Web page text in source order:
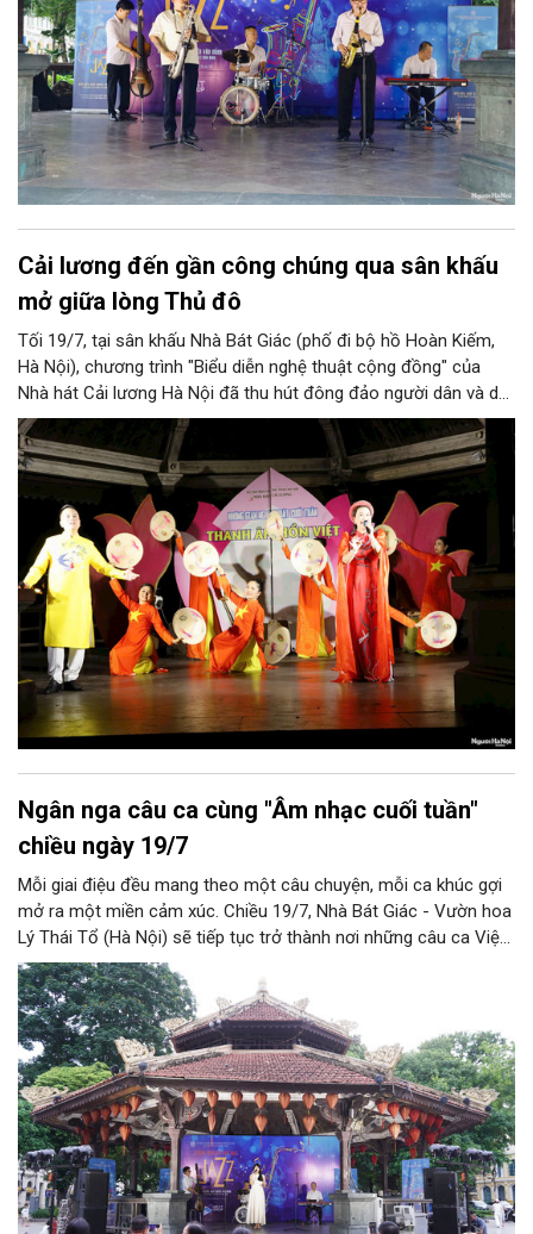
Cải lương đến gần công chúng qua sân khấu
mở giữa lòng Thủ đô
Tối 19/7, tại sân khấu Nhà Bát Giác (phố đi bộ hồ Hoàn Kiếm,
Hà Nội), chương trình "Biểu diễn nghệ thuật cộng đồng" của
Nhà hát Cải lương Hà Nội đã thu hút đông đảo người dân và du
khách. Đặc biệt, trích đoạn cải lương Kẻ sỹ Thăng Long trở
thành điểm nhấn, góp phần đưa nghệ thuật truyền thống đến
gần hơn với công chúng trong không gian văn hóa mở của Thủ
đô.
Ngân nga câu ca cùng "Âm nhạc cuối tuần"
chiều ngày 19/7
Mỗi giai điệu đều mang theo một câu chuyện, mỗi ca khúc gợi
mở ra một miền cảm xúc. Chiều 19/7, Nhà Bát Giác - Vườn hoa
Lý Thái Tổ (Hà Nội) sẽ tiếp tục trở thành nơi những câu ca Việt
Nam hòa cùng nhịp jazz đương đại, đưa công chúng đến gần
hơn với vẻ đẹp của âm nhạc và những giá trị văn hóa được bồi
đắp trong đời sống thường nhật.